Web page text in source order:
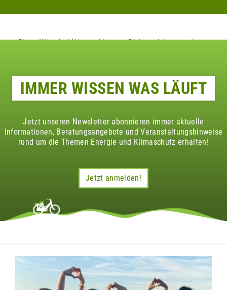
Diese Klimaheld*innen könnten Dich auch interessieren
IMMER WISSEN WAS LÄUFT
Jetzt unseren Newsletter abonnieren immer aktuelle
Informationen, Beratungsangebote und Veranstaltungshinweise
rund um die Themen Energie und Klimaschutz erhalten!
Jetzt anmelden!